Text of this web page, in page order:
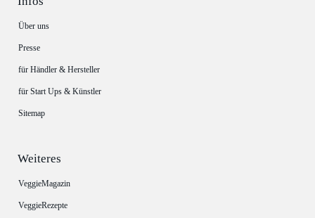
Über uns
Presse
für Händler & Hersteller
für Start Ups & Künstler
Sitemap
Weiteres
VeggieMagazin
VeggieRezepte